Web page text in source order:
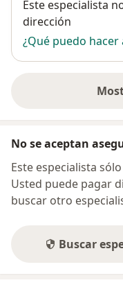
Este especialista
dirección
¿Qué puedo hacer
No se aceptan
Este especialista
Usted puede pagar
buscar otro
Buscar